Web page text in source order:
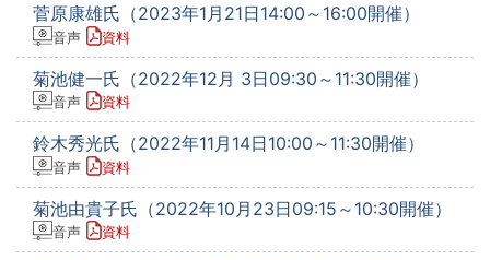
菅原康雄氏（2023年1月21日14:00～16:00開催）
音声 資料
菊池健一氏（2022年12月 3日09:30～11:30開催）
音声 資料
鈴木秀光氏（2022年11月14日10:00～11:30開催）
音声 資料
菊池由貴子氏（2022年10月23日09:15～10:30開催）
音声 資料